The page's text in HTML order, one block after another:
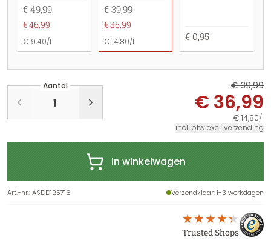
€ 49,99
€ 46,99
€ 9,40/l
€ 39,99
€ 36,99
€ 14,80/l € 0,95
Aantal € 39,99
€ 36,99
€ 14,80/l
incl. btw excl. verzending
In winkelwagen
Art.-nr.:ASDD125716 Verzendklaar: 1-3 werkdagen
Trusted Shops